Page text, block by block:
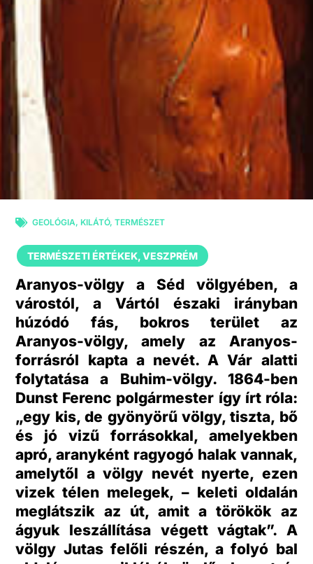
GEOLÓGIA,KILÁTÓ,TERMÉSZET
TERMÉSZETI ÉRTÉKEK,VESZPRÉM
Aranyos-völgy a Séd völgyében, a
várostól, a Vártól északi irányban
húzódó fás, bokros terület az
Aranyos-völgy, amely az Aranyos-
forrásról kapta a nevét. A Vár alatti
folytatása a Buhim-völgy. 1864-ben
Dunst Ferenc polgármester így írt róla:
„egy kis, de gyönyörű völgy, tiszta, bő
és jó vizű forrásokkal, amelyekben
apró, aranyként ragyogó halak vannak,
amelytől a völgy nevét nyerte, ezen
vizek télen melegek, – keleti oldalán
meglátszik az út, amit a törökök az
ágyuk leszállítása végett vágtak”. A
völgy Jutas felőli részén, a folyó bal